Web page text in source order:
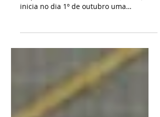
A Associação Comercial, Industrial e
inicia no dia 1º de outubro uma